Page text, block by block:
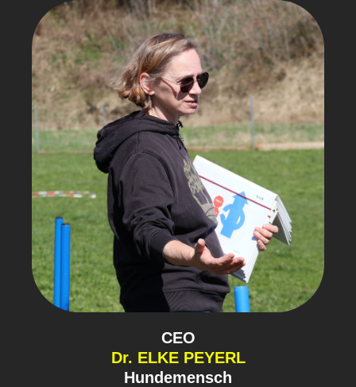
CEO
Dr. ELKE PEYERL
Hundemensch